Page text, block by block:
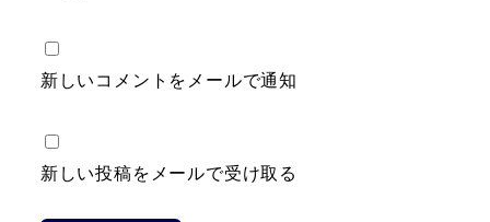
新しいコメントをメールで通知
新しい投稿をメールで受け取る